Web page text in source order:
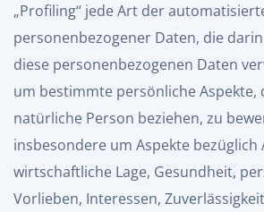
„Profiling“ jede Art der
personenbezogener Daten, die
diese personenbezogenen Daten
um bestimmte persönliche Aspekte,
natürliche Person beziehen, zu
insbesondere um Aspekte bezüglich
wirtschaftliche Lage, Gesundheit,
Vorlieben, Interessen,